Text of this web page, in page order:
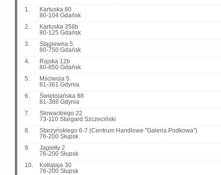
1.
Kartuska 80
80-104 Gdańsk
2.
Kartuska 358b
80-125 Gdańsk
3.
Stągiewna 5
80-750 Gdańsk
4.
Rajska 12b
80-850 Gdańsk
5.
Mściwoja 5
81-361 Gdynia
6.
Świętojańska 88
81-388 Gdynia
7.
Słowackiego 22
73-110 Stargard Szczeciński
8.
Starzyńskiego 6-7 (Centrum Handlowe "Galeria Podkowa")
76-200 Słupsk
9.
Jagiełły 2
76-200 Słupsk
10.
Kołłątaja 30
76-200 Słupsk